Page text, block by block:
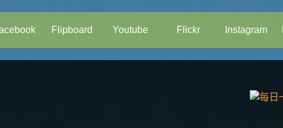
Flipboard Youtube Flickr Instagram